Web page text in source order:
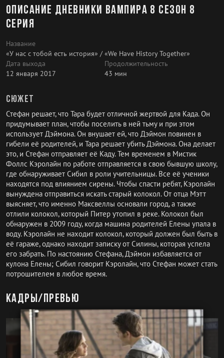
Описание Дневники вампира 8 сезон 8
серия
Название
«У нас с тобой есть история» / «We Have History Together»
Дата выхода
12 января 2017
Продолжительность
43 мин
Сюжет
Стефан решает, что Тара будет отличной жертвой для Када. Он
придумывает план, чтобы поселить в ней тьму и при этом
использует Дэймона. Он внушает ей, что Дэймон повинен в
гибели её родителей, и Тара решает убить Дэймона. Она делает
это, и Стефан отправляет её Каду. Тем временем в Мистик
Фоллс Кэролайн по работе отправляется в свою бывшую школу,
где обнаруживает Сибил в роли учительницы. Все её ученики
находятся под влиянием сирены. Чтобы спасти ребят, Кэролайн
вынуждена отправиться искать старый колокол. От отца Мэтт
выясняет, что именно Максвеллы основали город, а также
отлили колокол, который Питер утопил в реке. Колокол был
обнаружен в 2009 году, когда машина родителей Елены упала в
воду. Кэролайн не находит колокол, который должен был быть в
её гараже, однако находит записку от Силины, которая успела
его забрать. По настоянию Стефана, Дэймон избавляется от
кулона Елены; Сибил говорит Кэролайн, что Стефан может стать
потрошителем в любое время.
Кадры/превью